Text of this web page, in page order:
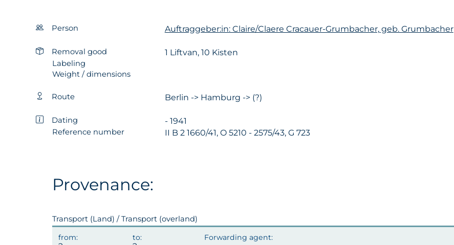
Person Auftraggeber:in: Claire/Claere Cracauer-Grumbacher, geb. Grumbacher
Removal good 1 Liftvan, 10 Kisten
Labeling
Weight / dimensions
Route Berlin -> Hamburg -> (?)
Dating - 1941
Reference number II B 2 1660/41, O 5210 - 2575/43, G 723
Provenance:
Transport (Land) / Transport (overland)